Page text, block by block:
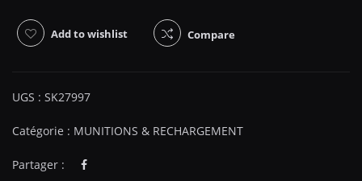
Add to wishlist Compare
UGS : SK27997
Catégorie : MUNITIONS & RECHARGEMENT
Partager :